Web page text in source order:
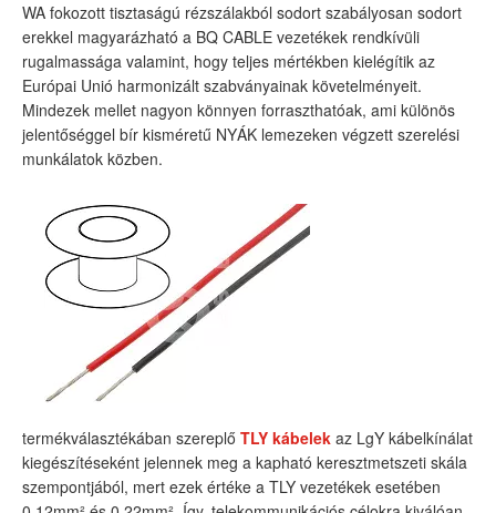
WA fokozott tisztaságú rézszálakból sodort szabályosan sodort
erekkel magyarázható a BQ CABLE vezetékek rendkívüli
rugalmassága valamint, hogy teljes mértékben kielégítik az
Európai Unió harmonizált szabványainak követelményeit.
Mindezek mellet nagyon könnyen forraszthatóak, ami különös
jelentőséggel bír kisméretű NYÁK lemezeken végzett szerelési
munkálatok közben.
termékválasztékában szereplő TLY kábelek az LgY kábelkínálat
kiegészítéseként jelennek meg a kapható keresztmetszeti skála
szempontjából, mert ezek értéke a TLY vezetékek esetében